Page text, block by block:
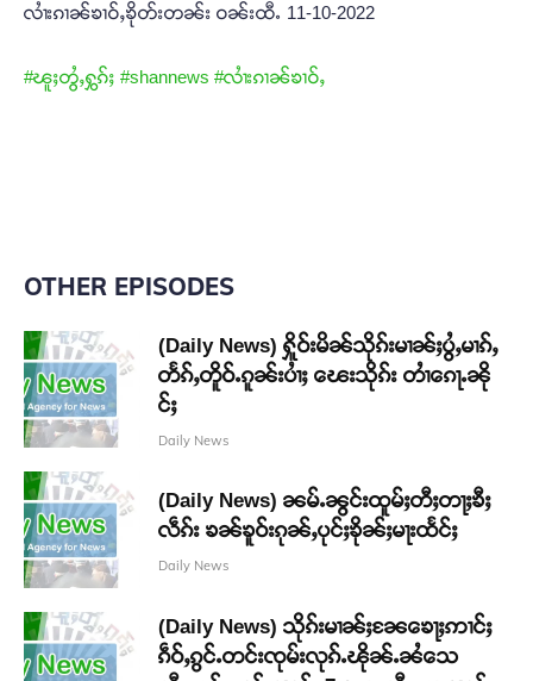
လၢႆးၵၢၼ်ၶၢဝ်ႇၶိုတ်းတၼ်း ဝၼ်းထီႉ 11-10-2022
#ၽူႈတွႆႇႁွၵ်ႈ #shannews #လၢႆးၵၢၼ်ၶၢဝ်ႇ
OTHER EPISODES
(Daily News) ႁိူဝ်းမိၼ်သိုၵ်းမၢၼ်ႈပွႆႇမၢၵ်ႇ
တႅၵ်ႇတိူဝ်ႉၵူၼ်းပၢႆႈ ၽေးသိုၵ်း တၢႆၵေႃႉၼို
င်ႈ
Daily News
(Daily News) ၼမ်ႉၼွင်းထူမ်ႈတီႈတႃႈၶီႈ
လဵၵ်း ၶၼ်ၶူဝ်းၵုၼ်ႇပုင်ႈၶိုၼ်ႈမႃးထႅင်ႈ
Daily News
(Daily News) သိုၵ်းမၢၼ်ႈၼႄၶေႃႈဢၢင်ႈ
ၵဵဝ်ႇၵွင်ႉတင်းၸုမ်းလုၵ်ႉၽိုၼ်ႉၼႆသေ